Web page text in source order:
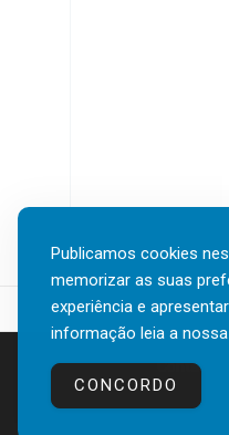
Contactos
Publicamos cookies
memorizar as suas
experiência e
informação leia a nossa
CONCORDO